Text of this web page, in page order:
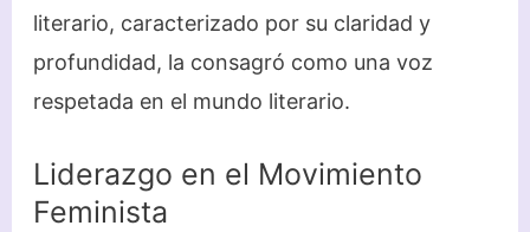
literario, caracterizado por su claridad y
profundidad, la consagró como una voz
respetada en el mundo literario.
Liderazgo en el Movimiento
Feminista